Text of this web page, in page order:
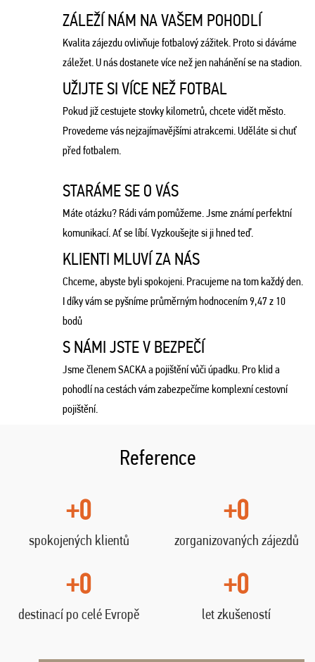
ZÁLEŽÍ NÁM NA VAŠEM POHODLÍ
Kvalita zájezdu ovlivňuje fotbalový zážitek. Proto si dáváme
záležet. U nás dostanete více než jen nahánění se na stadion.
UŽIJTE SI VÍCE NEŽ FOTBAL
Pokud již cestujete stovky kilometrů, chcete vidět město.
Provedeme vás nejzajímavějšími atrakcemi. Uděláte si chuť
před fotbalem.
STARÁME SE O VÁS
Máte otázku? Rádi vám pomůžeme. Jsme známí perfektní
komunikací. Ať se líbí. Vyzkoušejte si ji hned teď.
KLIENTI MLUVÍ ZA NÁS
Chceme, abyste byli spokojeni. Pracujeme na tom každý den.
I díky vám se pyšníme průměrným hodnocením 9,47 z 10
bodů
S NÁMI JSTE V BEZPEČÍ
Jsme členem SACKA a pojištění vůči úpadku. Pro klid a
pohodlí na cestách vám zabezpečíme komplexní cestovní
pojištění.
Reference
+0
spokojených klientů
+0
zorganizovaných zájezdů
+0
destinací po celé Evropě
+0
let zkušeností